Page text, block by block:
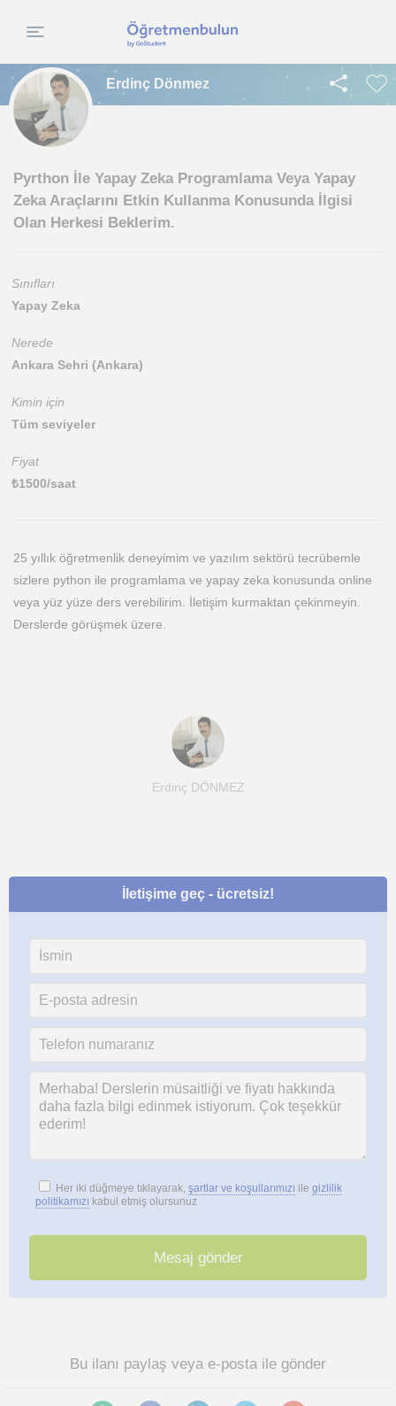
Erdinç Dönmez
Pyrthon İle Yapay Zeka Programlama Veya Yapay
Zeka Araçlarını Etkin Kullanma Konusunda İlgisi
Olan Herkesi Beklerim.
Sınıfları
Yapay Zeka
Nerede
Ankara Sehri (Ankara)
Kimin için
Tüm seviyeler
Fiyat
₺1500/saat
25 yıllık öğretmenlik deneyimim ve yazılım sektörü tecrübemle
sizlere python ile programlama ve yapay zeka konusunda online
veya yüz yüze ders verebilirim. İletişim kurmaktan çekinmeyin.
Derslerde görüşmek üzere.
Erdinç DÖNMEZ
İletişime geç - ücretsiz!
Her iki düğmeye tıklayarak, şartlar ve koşullarımızı ile gizlilik
politikamızı kabul etmiş olursunuz
Bu ilanı paylaş veya e-posta ile gönder